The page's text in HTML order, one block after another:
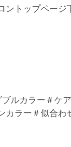
ントップペー
ブルカラー＃ケ
カラー＃似合